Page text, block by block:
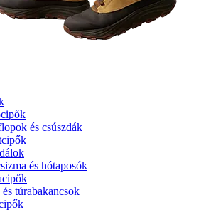
és csúszdák
és hótaposók
túrabakancsok